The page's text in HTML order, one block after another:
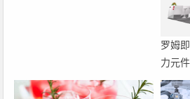
罗姆
力元
暨研